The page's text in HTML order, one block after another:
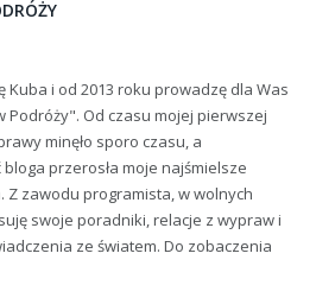
Kuba i od 2013 roku prowadzę dla Was
Podróży". Od czasu mojej pierwszej
minęło sporo czasu, a
przerosła moje najśmielsze
Z zawodu programista, w wolnych
swoje poradniki, relacje z wypraw i
ze światem. Do zobaczenia